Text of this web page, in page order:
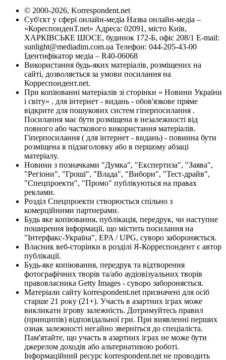
© 2000-2026, Korrespondent.net
Суб'єкт у сфері онлайн-медіа Назва онлайн-медіа –
«КореспонденТ.net» Адреса: 02091, місто Київ,
ХАРКІВСЬКЕ ШОСЕ, будинок 172-Б, офіс 208/1 E-mail:
sunlight@mediadim.com.ua Телефон: 044-205-43-00
Ідентифікатор медіа – R40-06068
Використання будь-яких матеріалів, розміщених на
сайті, дозволяється за умови посилання на
Корреспондент.net.
При копіюванні матеріалів зі сторінки « Новини України
і світу» , для інтернет - видань - обов'язкове пряме
відкрите для пошукових систем гіперпосилання .
Посилання має бути розміщена в незалежності від
повного або часткового використання матеріалів.
Гіперпосилання ( для інтернет - видань) - повинна бути
розміщена в підзаголовку або в першому абзаці
матеріалу.
Новини з позначками "Думка", "Експертиза", "Заява",
"Регіони", "Гроші", "Влада", "Вибори", "Тест-драйв",
"Спецпроекти", "Промо" публікуються на правах
реклами.
Розділ Спецпроекти створюється спільно з
комерційними партнерами.
Будь яке копіювання, публікація, передрук, чи наступне
поширення інформації, що містить посилання на
"Інтерфакс-Україна", EPA / UPG, суворо забороняється.
Власник веб-сторінки в розділі Я-Корреспондент є автор
публікації.
Будь-яке копіювання, передрук та відтворення
фотографічних творів та/або аудіовізуальних творів
правовласника Getty Images - суворо забороняється.
Матеріали сайту korrespondent.net призначені для осіб
старше 21 року (21+). Участь в азартних іграх може
викликати ігрову залежність. Дотримуйтесь правил
(принципів) відповідальної гри. При виявленні перших
ознак залежності негайно зверніться до спеціаліста.
Пам'ятайте, що участь в азартних іграх не може бути
джерелом доходів або альтернативою роботі.
Інформаційний ресурс korrespondent.net не проводить